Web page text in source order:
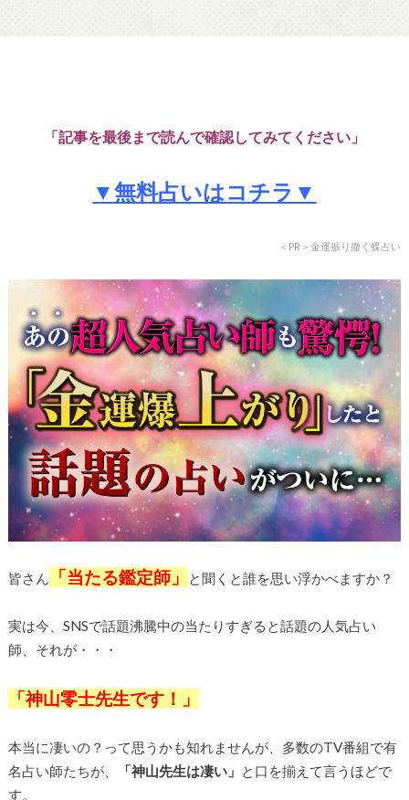
「記事を最後まで読んで確認してみてください」
▼無料占いはコチラ▼
＜PR＞金運振り撒く蝶占い
皆さん 「当たる鑑定師」 と聞くと誰を思い浮かべますか？
実は今、SNSで話題沸騰中の当たりすぎると話題の人気占い
師、それが・・・
「神山零士先生です！」
本当に凄いの？って思うかも知れませんが、多数のTV番組で有
名占い師たちが、
「神山先生は凄い」 と口を揃えて言うほどで
す。